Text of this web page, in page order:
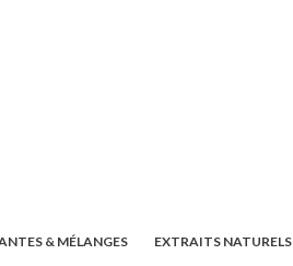
& MÉLANGES EXTRAITS NATURELS